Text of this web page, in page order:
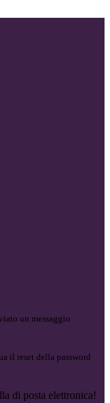
un messaggio
il reset della password
di posta elettronica!